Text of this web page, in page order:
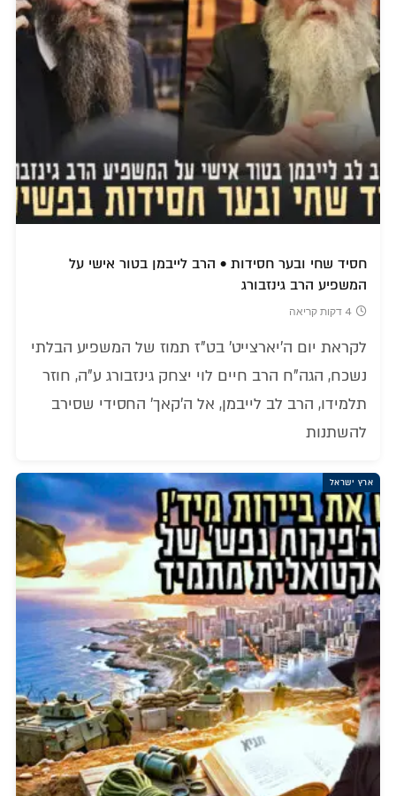
חסיד שחי ובער חסידות • הרב לייבמן בטור אישי על
המשפיע הרב גינזבורג
4 דקות קריאה
לקראת יום ה'יארצייט' בט"ז תמוז של המשפיע הבלתי
נשכח, הגה"ח הרב חיים לוי יצחק גינזבורג ע"ה, חוזר
תלמידו, הרב לב לייבמן, אל ה'קאך' החסידי שסירב
להשתנות
ארץ ישראל